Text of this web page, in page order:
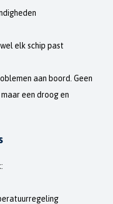
elk schip past
aan boord. Geen
een droog en